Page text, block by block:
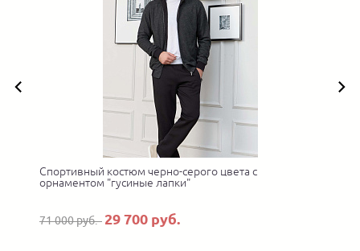
Спортивный костюм черно-серого цвета с
орнаментом "гусиные лапки"
71 000 руб. 29 700 руб.